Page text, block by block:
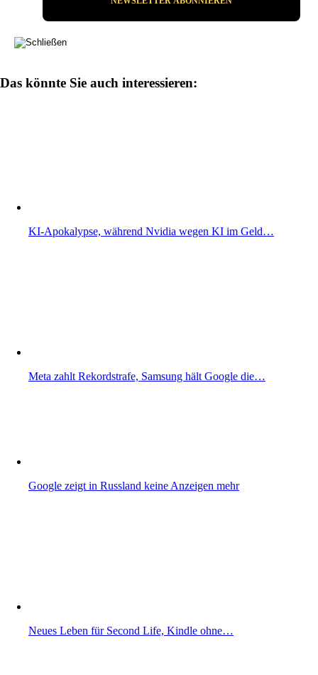
Das könnte Sie auch interessieren:
KI-Apokalypse, während Nvidia wegen KI im Geld…
Meta zahlt Rekordstrafe, Samsung hält Google die…
Google zeigt in Russland keine Anzeigen mehr
Neues Leben für Second Life, Kindle ohne…